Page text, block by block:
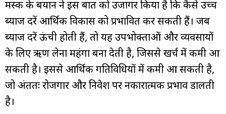
मस्क के बयान ने इस बात को उजागर किया है कि कैसे उच्च
ब्याज दरें आर्थिक विकास को प्रभावित कर सकती हैं। जब
ब्याज दरें ऊंची होती हैं, तो यह उपभोक्ताओं और व्यवसायों
के लिए ऋण लेना महंगा बना देती है, जिससे खर्च में कमी आ
सकती है। इससे आर्थिक गतिविधियों में कमी आ सकती है,
जो अंततः रोजगार और निवेश पर नकारात्मक प्रभाव डालती
है।